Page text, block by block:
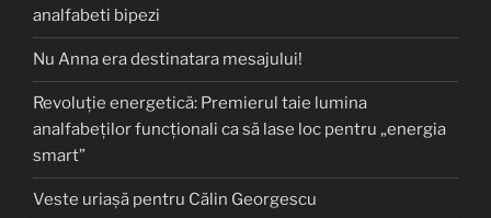
analfabeti bipezi
Nu Anna era destinatara mesajului!
Revoluție energetică: Premierul taie lumina
analfabeților funcționali ca să lase loc pentru „energia
smart”
Veste uriașă pentru Călin Georgescu